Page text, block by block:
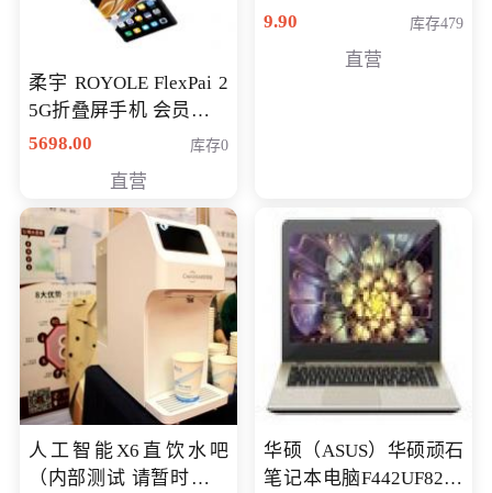
柔宇 ROYOLE FlexPai 2
5G折叠屏手机 会员专享
购买价格 4998元
5698.00 库存0
直营
9.90 库存479
直营
人工智能X6直饮水吧
（内部测试 请暂时不要
华硕（ASUS）华硕顽石
笔记本电脑F442UF8250